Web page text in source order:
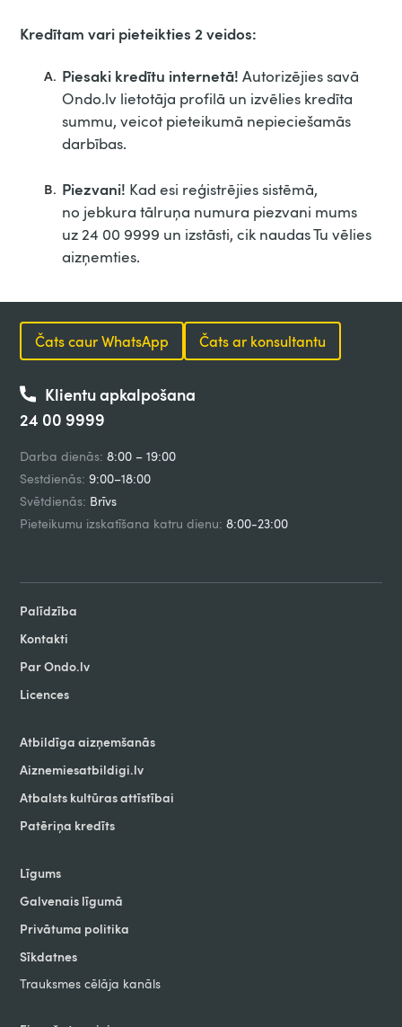
Kredītam vari pieteikties 2 veidos:
A. Piesaki kredītu internetā!Autorizējies savā
Ondo.lv lietotāja profilā un izvēlies kredīta
summu, veicot pieteikumā nepieciešamās
darbības.
B. Piezvani! Kad esi reģistrējies sistēmā,
no jebkura tālruņa numura piezvani mums
uz 24 00 9999 un izstāsti, cik naudas Tu vēlies
aizņemties.
Čats caur WhatsApp Čats ar konsultantu
Klientu apkalpošana
24 00 9999
Darba dienās: 8:00 – 19:00
Sestdienās: 9:00–18:00
Svētdienās: Brīvs
Pieteikumu izskatīšana katru dienu: 8:00-23:00
Palīdzība
Kontakti
Par Ondo.lv
Licences
Atbildīga aizņemšanās
Aiznemiesatbildigi.lv
Atbalsts kultūras attīstībai
Patēriņa kredīts
Līgums
Galvenais līgumā
Privātuma politika
Sīkdatnes
Trauksmes cēlāja kanāls